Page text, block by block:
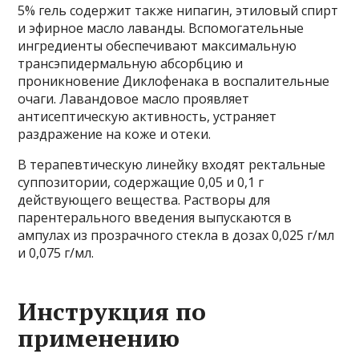
5% гель содержит также нипагин, этиловый спирт
и эфирное масло лаванды. Вспомогательные
ингредиенты обеспечивают максимальную
трансэпидермальную абсорбцию и
проникновение Диклофенака в воспалительные
очаги. Лавандовое масло проявляет
антисептическую активность, устраняет
раздражение на коже и отеки.
В терапевтическую линейку входят ректальные
суппозитории, содержащие 0,05 и 0,1 г
действующего вещества. Растворы для
парентерального введения выпускаются в
ампулах из прозрачного стекла в дозах 0,025 г/мл
и 0,075 г/мл.
Инструкция по
применению